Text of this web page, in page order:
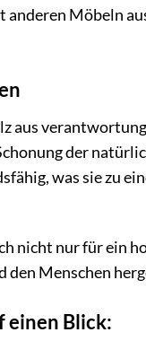
anderen Möbeln
aus
der
was sie zu
nicht nur für ein
den Menschen
einen Blick: